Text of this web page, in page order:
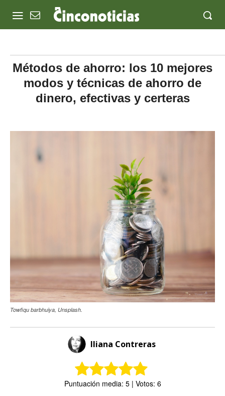
Métodos de ahorro: los 10 mejores
modos y técnicas de ahorro de
dinero, efectivas y certeras
Towfiqu barbhuiya, Unsplash.
Iliana Contreras
Puntuación media: 5 | Votos: 6